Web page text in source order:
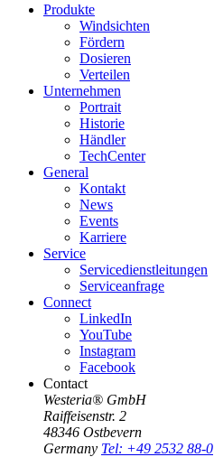
Produkte
Windsichten
Fördern
Dosieren
Verteilen
Unternehmen
Portrait
Historie
Händler
TechCenter
General
Kontakt
News
Events
Karriere
Service
Servicedienstleitungen
Serviceanfrage
Connect
LinkedIn
YouTube
Instagram
Facebook
Contact
Westeria® GmbH
Raiffeisenstr. 2
48346 Ostbevern
Germany Tel: +49 2532 88-0